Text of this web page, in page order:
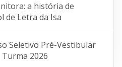
a história de
de Letra da Isa
Seletivo Pré-Vestibular
2026